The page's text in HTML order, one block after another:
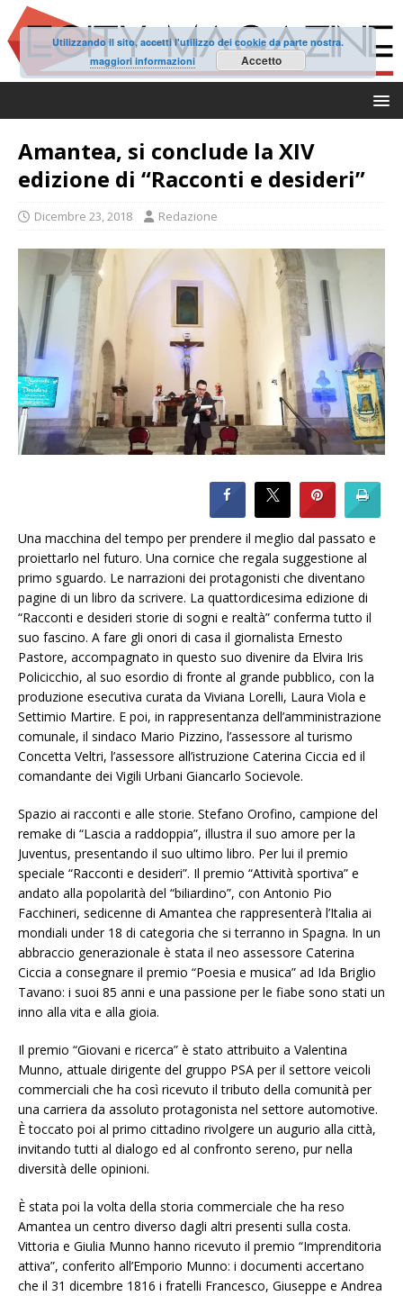
Amantea, si conclude la XIV
edizione di “Racconti e desideri”
Dicembre 23, 2018 Redazione
Una macchina del tempo per prendere il meglio dal passato e
proiettarlo nel futuro. Una cornice che regala suggestione al
primo sguardo. Le narrazioni dei protagonisti che diventano
pagine di un libro da scrivere. La quattordicesima edizione di
“Racconti e desideri storie di sogni e realtà” conferma tutto il
suo fascino. A fare gli onori di casa il giornalista Ernesto
Pastore, accompagnato in questo suo divenire da Elvira Iris
Policicchio, al suo esordio di fronte al grande pubblico, con la
produzione esecutiva curata da Viviana Lorelli, Laura Viola e
Settimio Martire. E poi, in rappresentanza dell’amministrazione
comunale, il sindaco Mario Pizzino, l’assessore al turismo
Concetta Veltri, l’assessore all’istruzione Caterina Ciccia ed il
comandante dei Vigili Urbani Giancarlo Socievole.
Spazio ai racconti e alle storie. Stefano Orofino, campione del
remake di “Lascia a raddoppia”, illustra il suo amore per la
Juventus, presentando il suo ultimo libro. Per lui il premio
speciale “Racconti e desideri”. Il premio “Attività sportiva” e
andato alla popolarità del “biliardino”, con Antonio Pio
Facchineri, sedicenne di Amantea che rappresenterà l’Italia ai
mondiali under 18 di categoria che si terranno in Spagna. In un
abbraccio generazionale è stata il neo assessore Caterina
Ciccia a consegnare il premio “Poesia e musica” ad Ida Briglio
Tavano: i suoi 85 anni e una passione per le fiabe sono stati un
inno alla vita e alla gioia.
Il premio “Giovani e ricerca” è stato attribuito a Valentina
Munno, attuale dirigente del gruppo PSA per il settore veicoli
commerciali che ha così ricevuto il tributo della comunità per
una carriera da assoluto protagonista nel settore automotive.
È toccato poi al primo cittadino rivolgere un augurio alla città,
invitando tutti al dialogo ed al confronto sereno, pur nella
diversità delle opinioni.
È stata poi la volta della storia commerciale che ha reso
Amantea un centro diverso dagli altri presenti sulla costa.
Vittoria e Giulia Munno hanno ricevuto il premio “Imprenditoria
attiva”, conferito all’Emporio Munno: i documenti accertano
che il 31 dicembre 1816 i fratelli Francesco, Giuseppe e Andrea
Utilizzando il sito, accetti l'utilizzo dei cookie da parte nostra.
maggiori informazioni
Accetto